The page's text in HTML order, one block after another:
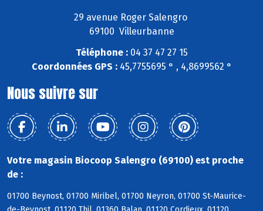
29 avenue Roger Salengro
69100 Villeurbanne
Téléphone :04 37 47 27 15
Coordonnées GPS :45,7755695 ° , 4,8699562 °
Nous suivre sur
Votre magasin Biocoop Salengro (69100) est proche
de :
01700 Beynost, 01700 Miribel, 01700 Neyron, 01700 St-Maurice-